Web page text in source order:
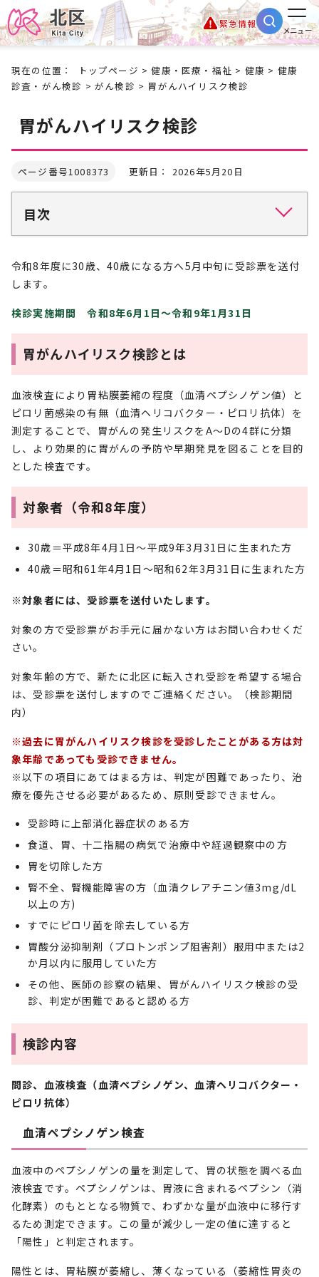
緊急情報
メニュー
現在の位置： トップページ >健康・医療・福祉 > 健康 > 健康
診査・がん検診 >がん検診 > 胃がんハイリスク検診
胃がんハイリスク検診
ページ番号1008373 更新日： 2026年5月20日
目次
令和8年度に30歳、40歳になる方へ5月中旬に受診票を送付
します。
検診実施期間 令和8年6月1日～令和9年1月31日
胃がんハイリスク検診とは
血液検査により胃粘膜萎縮の程度（血清ペプシノゲン値）と
ピロリ菌感染の有無（血清ヘリコバクター・ピロリ抗体）を
測定することで、胃がんの発生リスクをA～Dの4群に分類
し、より効果的に胃がんの予防や早期発見を図ることを目的
とした検査です。
対象者（令和8年度）
30歳＝平成8年4月1日～平成9年3月31日に生まれた方
40歳＝昭和61年4月1日～昭和62年3月31日に生まれた方
※対象者には、受診票を送付いたします。
対象の方で受診票がお手元に届かない方はお問い合わせくだ
さい。
対象年齢の方で、新たに北区に転入され受診を希望する場合
は、受診票を送付しますのでご連絡ください。（検診期間
内）
※過去に胃がんハイリスク検診を受診したことがある方は対
象年齢であっても受診できません。
※以下の項目にあてはまる方は、判定が困難であったり、治
療を優先させる必要があるため、原則受診できません。
受診時に上部消化器症状のある方
食道、胃、十二指腸の病気で治療中や経過観察中の方
胃を切除した方
腎不全、腎機能障害の方（血清クレアチニン値3mg/dL
以上の方)
すでにピロリ菌を除去している方
胃酸分泌抑制剤（プロトンポンプ阻害剤）服用中または2
か月以内に服用していた方
その他、医師の診察の結果、胃がんハイリスク検診の受
診、判定が困難であると認める方
検診内容
問診、血液検査（血清ペプシノゲン、血清ヘリコバクター・
ピロリ抗体）
血清ペプシノゲン検査
血液中のペプシノゲンの量を測定して、胃の状態を調べる血
液検査です。ペプシノゲンは、胃液に含まれるペプシン（消
化酵素）のもととなる物質で、わずかな量が血液中に移行す
るため測定できます。この量が減少し一定の値に達すると
「陽性」と判定されます。
陽性とは、胃粘膜が萎縮し、薄くなっている（萎縮性胃炎の